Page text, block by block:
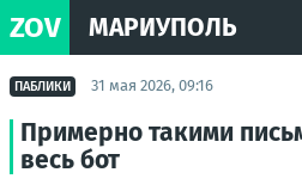
ZOV МАРИУПОЛЬ
ПАБЛИКИ 31 мая 2026, 09:16
Примерно такими
весь бот